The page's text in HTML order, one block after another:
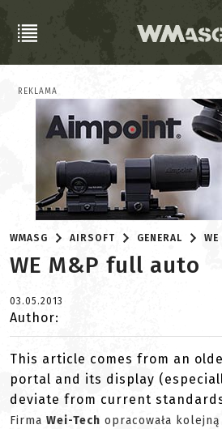
REKLAMA
WMASG AIRSOFT GENERAL
WE M&P full auto
03.05.2013
Author:
This article comes from an
portal and its display
deviate from current
Firma Wei-Tech opracowała